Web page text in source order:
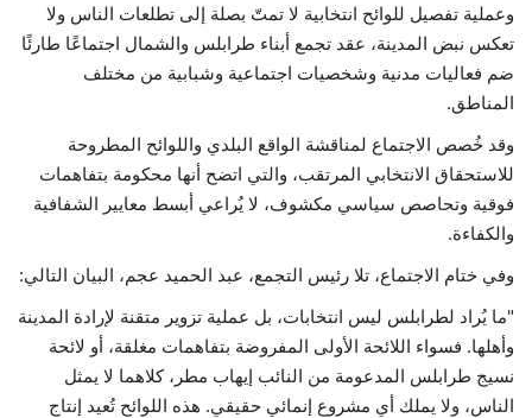
وعملية تفصيل للوائح انتخابية لا تمتّ بصلة إلى تطلعات الناس ولا
تعكس نبض المدينة، عقد تجمع أبناء طرابلس والشمال اجتماعًا طارئًا
ضم فعاليات مدنية وشخصيات اجتماعية وشبابية من مختلف
المناطق.
وقد خُصص الاجتماع لمناقشة الواقع البلدي واللوائح المطروحة
للاستحقاق الانتخابي المرتقب، والتي اتضح أنها محكومة بتفاهمات
فوقية وتحاصص سياسي مكشوف، لا يُراعي أبسط معايير الشفافية
والكفاءة.
وفي ختام الاجتماع، تلا رئيس التجمع، عبد الحميد عجم، البيان التالي:
"ما يُراد لطرابلس ليس انتخابات، بل عملية تزوير متقنة لإرادة المدينة
وأهلها. فسواء اللائحة الأولى المفروضة بتفاهمات مغلقة، أو لائحة
نسيج طرابلس المدعومة من النائب إيهاب مطر، كلاهما لا يمثل
الناس، ولا يملك أي مشروع إنمائي حقيقي. هذه اللوائح تُعيد إنتاج